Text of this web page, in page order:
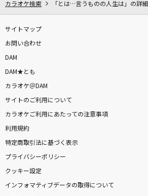
カラオケ検索 「とは…言うものの人生は」の詳細
サイトマップ
お問い合わせ
DAM
DAM★とも
カラオケ＠DAM
サイトのご利用について
カラオケご利用にあたっての注意事項
利用規約
特定商取引法に基づく表示
プライバシーポリシー
クッキー設定
インフォマティブデータの取得について